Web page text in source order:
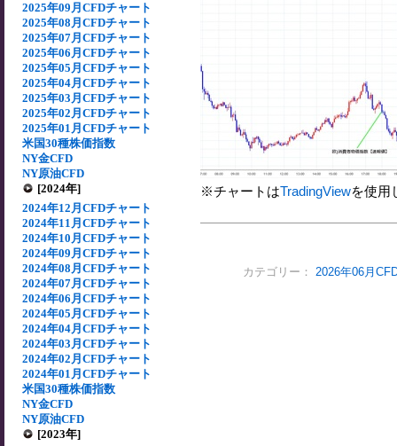
2025年09月CFDチャート
2025年08月CFDチャート
2025年07月CFDチャート
2025年06月CFDチャート
2025年05月CFDチャート
2025年04月CFDチャート
2025年03月CFDチャート
2025年02月CFDチャート
2025年01月CFDチャート
米国30種株価指数
NY金CFD
NY原油CFD
[2024年]
2024年12月CFDチャート
2024年11月CFDチャート
2024年10月CFDチャート
2024年09月CFDチャート
2024年08月CFDチャート
2024年07月CFDチャート
2024年06月CFDチャート
2024年05月CFDチャート
2024年04月CFDチャート
2024年03月CFDチャート
2024年02月CFDチャート
2024年01月CFDチャート
米国30種株価指数
NY金CFD
NY原油CFD
[2023年]
※チャートはTradingViewを使用
カテゴリー： 2026年06月